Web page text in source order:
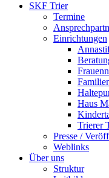
SKF Trier
Termine
Einrichtungen
Haus
Trierer
Presse /
Weblinks
Über uns
Struktur